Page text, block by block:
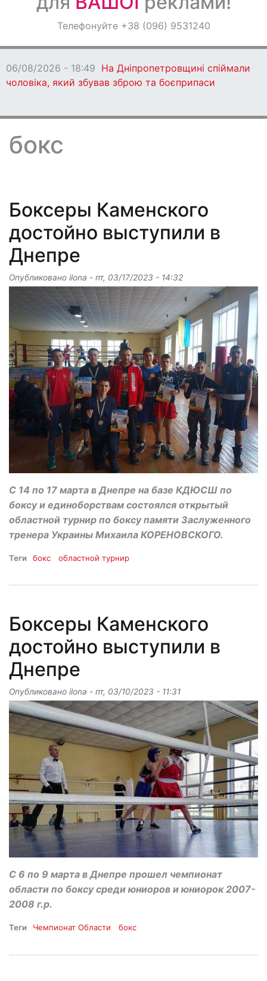
ОголошенняТелефонуйте +38 (096) 9531240
06/08/2026 - 18:47 Ворог протягом дня
бив по Дніпропетровщині: є загиблі
бокс
Боксеры Каменского
достойно выступили в
Днепре
Опубликовано ilona - пт, 03/17/2023 - 14:32
С 14 по 17 марта в Днепре на базе КДЮСШ по
боксу и единоборствам состоялся открытый
областной турнир по боксу памяти Заслуженного
тренера Украины Михаила КОРЕНОВСКОГО.
Теги бокс областной турнир
Боксеры Каменского
достойно выступили в
Днепре
Опубликовано ilona - пт, 03/10/2023 - 11:31
С 6 по 9 марта в Днепре прошел чемпионат
области по боксу среди юниоров и юниорок 2007-
2008 г.р.
Теги Чемпионат Области бокс